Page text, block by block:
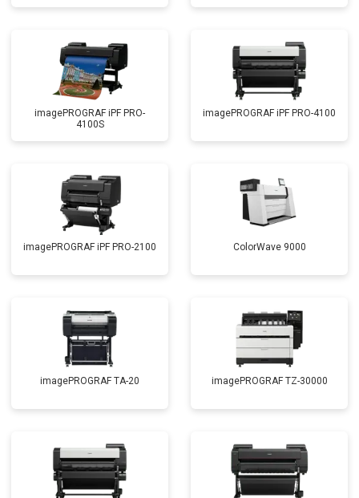
imagePROGRAF iPF PRO-
4100S
imagePROGRAF iPF PRO-4100
imagePROGRAF iPF PRO-2100 ColorWave 9000
imagePROGRAF TA-20 imagePROGRAF TZ-30000